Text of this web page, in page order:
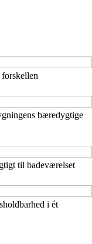
bæredygtige
til badeværelset
i ét